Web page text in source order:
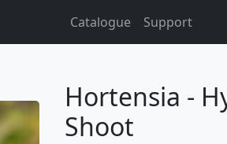
Catalogue Support
Hortensia -
Shoot